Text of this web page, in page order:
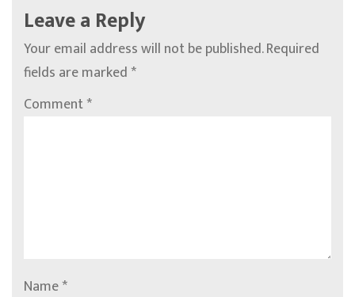
Leave a Reply
Your email address will not be published.Required
fields are marked*
Comment*
Name*